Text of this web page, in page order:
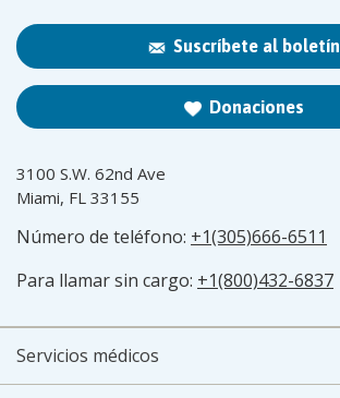
Suscríbete al boletín
Donaciones
3100 S.W. 62nd Ave
Miami, FL 33155
Número de teléfono: +1(305)666-6511
Para llamar sin cargo: +1(800)432-6837
Servicios médicos